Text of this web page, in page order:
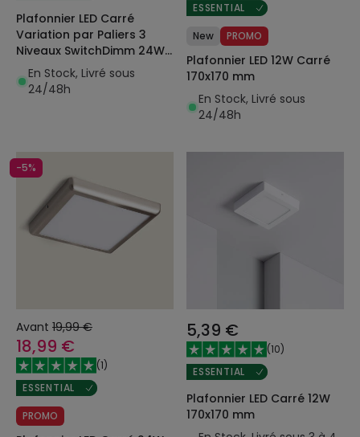
Plafonnier LED Carré
Variation par Paliers 3
Niveaux SwitchDimm 24W
Double Face 420x420mm
En Stock, Livré sous
24/48h
ESSENTIAL
New PROMO
Plafonnier LED 12W Carré
170x170 mm
En Stock, Livré sous
24/48h
-5%
Avant 19,99 €
18,99 €
(1)
ESSENTIAL
PROMO
5,39 €
(10)
ESSENTIAL
Plafonnier LED Carré 12W
170x170 mm